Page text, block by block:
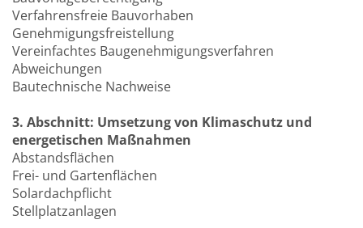
Verfahrensfreie Bauvorhaben
Genehmigungsfreistellung
Vereinfachtes Baugenehmigungsverfahren
Abweichungen
Bautechnische Nachweise
3. Abschnitt: Umsetzung von Klimaschutz und
energetischen Maßnahmen
Abstandsflächen
Frei- und Gartenflächen
Solardachpflicht
Stellplatzanlagen